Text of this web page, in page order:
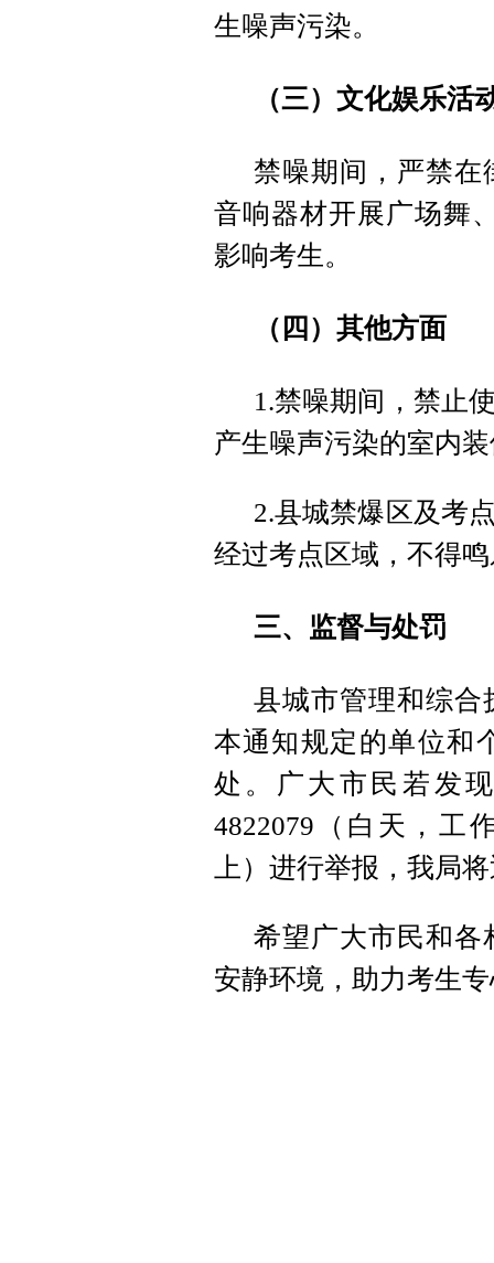
生噪声污染。
（三）文化娱乐活
禁噪期间，严禁在
音响器材开展广场舞
影响考生。
（四）其他方面
1.禁噪期间，禁止
产生噪声污染的室内
2.县城禁爆区及考
经过考点区域，不得
三、监督与处罚
县城市管理和综合
本通知规定的单位和
处。广大市民若发
4822079（白天，工
上）进行举报，我局
希望广大市民和各
安静环境，助力考生